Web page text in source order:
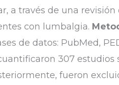
a través de una
con lumbalgia.
de datos: PubMed,
307 estudios
fueron